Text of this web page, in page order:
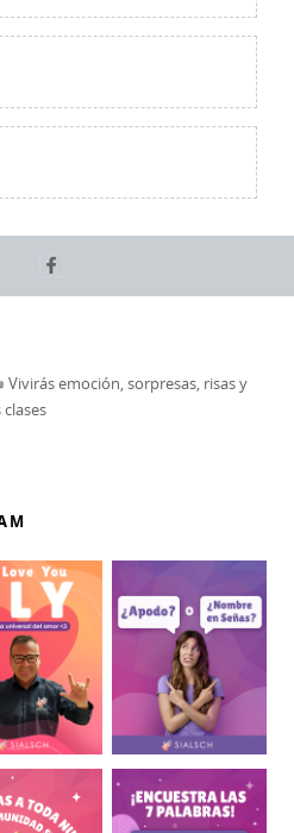
emoción, sorpresas, risas y